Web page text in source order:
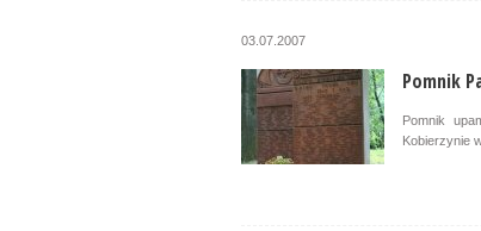
03.07.2007
Pomnik
Pomnik
Kobierzynie